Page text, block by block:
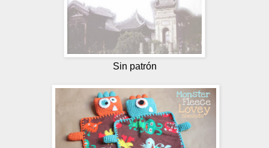
Sin patrón